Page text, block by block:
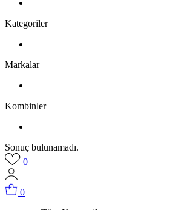
Kategoriler
Markalar
Kombinler
Sonuç bulunamadı.
0
0